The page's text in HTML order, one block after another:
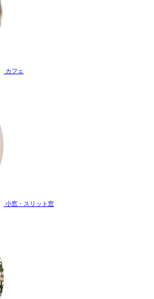
カフェ
小窓・スリット窓